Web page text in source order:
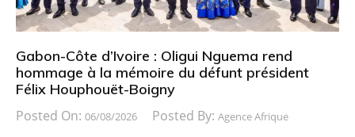
Gabon-Côte d’Ivoire : Oligui Nguema rend
hommage à la mémoire du défunt président
Félix Houphouët-Boigny
Posted On: 06/08/2026 Posted By: Agence Afrique